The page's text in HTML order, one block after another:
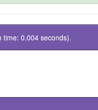
time: 0.004 seconds).